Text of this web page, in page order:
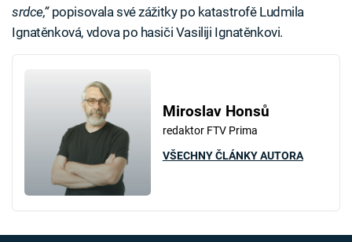
srdce,“ popisovala své zážitky po katastrofě Ludmila
Ignatěnková, vdova po hasiči Vasiliji Ignatěnkovi.
Miroslav Honsů
redaktor FTV Prima
VŠECHNY ČLÁNKY AUTORA